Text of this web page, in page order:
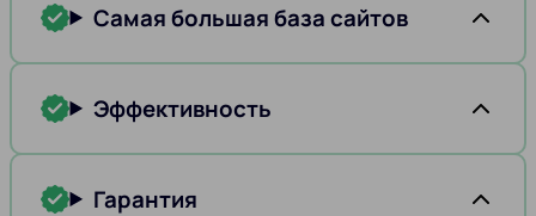
Самая большая база сайтов
Эффективность
Гарантия